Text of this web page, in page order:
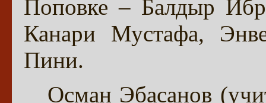
Поповке – Балдыр
Канари Мустафа,
Пини.
Осман Эбасанов